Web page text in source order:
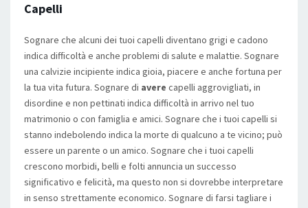
Capelli
Sognare che alcuni dei tuoi capelli diventano grigi e cadono
indica difficoltà e anche problemi di salute e malattie. Sognare
una calvizie incipiente indica gioia, piacere e anche fortuna per
la tua vita futura. Sognare di avere capelli aggrovigliati, in
disordine e non pettinati indica difficoltà in arrivo nel tuo
matrimonio o con famiglia e amici. Sognare che i tuoi capelli si
stanno indebolendo indica la morte di qualcuno a te vicino; può
essere un parente o un amico. Sognare che i tuoi capelli
crescono morbidi, belli e folti annuncia un successo
significativo e felicità, ma questo non si dovrebbe interpretare
in senso strettamente economico. Sognare di farsi tagliare i